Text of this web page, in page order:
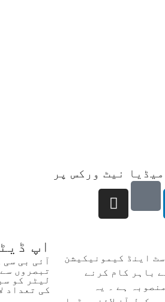
نیٹ ورکس پر
اینڈ کیمونیکیشن
باہر کام کرنے
ہے ۔ یہ
اپ
آئی بی سی
تبصروں
لیٹر کو
کی تعداد